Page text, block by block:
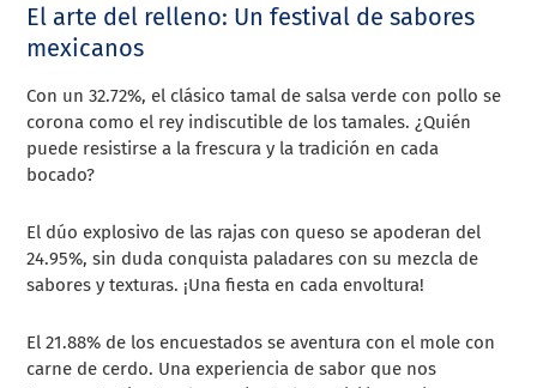
El arte del relleno: Un festival de sabores
mexicanos
Con un 32.72%, el clásico tamal de salsa verde con pollo se
corona como el rey indiscutible de los tamales. ¿Quién
puede resistirse a la frescura y la tradición en cada
bocado?
El dúo explosivo de las rajas con queso se apoderan del
24.95%, sin duda conquista paladares con su mezcla de
sabores y texturas. ¡Una fiesta en cada envoltura!
El 21.88% de los encuestados se aventura con el mole con
carne de cerdo. Una experiencia de sabor que nos